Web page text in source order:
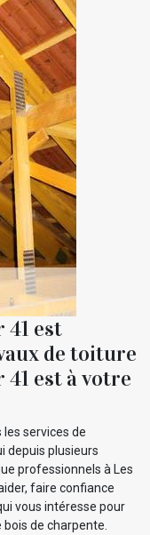
est
de toiture
est à votre
services de
depuis plusieurs
professionnels à Les
faire confiance
vous intéresse pour
de charpente.